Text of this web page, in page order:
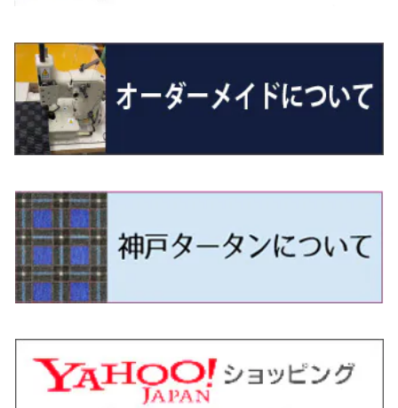
H26/1～R4/1 80系
R4/1～ 90系
エスクァイア
H26/10～R3/12 80系
エスティマ
H18/1～H24/5（前期）
H24/5～R1/10（後期）
エスティマ・ハイブリッド
H18/6～H24/5（前期）
H24/5～R1/10（後期）
オーリス
H24/8～H30/3 180系
カムリ
H24/5～ 160系
カローラ・クロス
H29/12～R4/7 20系7人乗
R4/11～ 10系
H30/11～
H13/1～R4/8 F50・Y51
シルビア
H3/1～H11/1 S13・S14
H11/1～H14/11 S15
シルフィ
H24/12～R3/10 TB17
ジューク
H22/6～R2/6 F15
スカイライン
H13/6～H18/11 V35
H26/2～ V37
スカイライン・クロスオーバー
H11/6～H16/10 Y34
セレナ
H21/9～R2/4 S300系
トレジア
H22/11～H28/3 120系
フォレスター
H14/2～ SG/SH/SJ/SK系
プレオ
H22/4～H30/3 L275/285
プレオプラス
H24/12～H29/5 LA300/310
レヴォーグ
H15/6～R2/8 BN/BM/BL系
レガシィアウトバック
H24/11～H27/1 HB35S
スクラム
H17/9～ DG64/DG17
スクラムトラック
H25/9～ DG16T
デミオ
H19/7～R1/7 DE/DJ系
ビアンテ
H20/7～30/3 CC系
ファミリア バン
H30/6～ 160系
H24/10～ MJ系
フレアクロスオーバー
H16/12～ S300/S700系
ハイゼット・トラック
H11/1～ S200/S500系
ブーン
H28/4～R5/12 M700系
ミラ
H18/12～ L275/285
ミラ・イース
H23/9～ LA300系
ミラ・ココア
H30/6～ LA550/560S
ムーヴ
H3/6～ JA/JB系
ジムニーノマド
R7/4～ JC74W
ジムニーワイド/ジムニーシエラ
H10/1～H14/1 JB33/43W
H14/1～ JB43/74W
スイフト/スイフトスポーツ
H22/9～ スイフト
H23/12～
スペーシア/スペーシアカスタム/スペーシアギア
H25/3～R5/11
R5/11～ MK54S・MK94S
スペーシアベース
H23/1～H27/8 MA15S
ハスラー
H30/3～ GK/GL系
タウンボックス
H26/2～ DS17/64W
ディグニティ
H24/7～H29/1 BHGY51
デリカＤ：２
H23/3～ MB系
デリカＤ：３
H23/10～H31/4 BM20 7人乗
デリカＤ：５
R5/5～ B30系/BA系
パジェロ
H30/7～ JJ1・JJ2
N-VAN e:
R6/10~ JJ3
N‐WGN/N‐WGNカスタム
H25/11～ JH1・JH2・JH3・JH4
S660
H27/4～R3/12 JW5
WR-V
R6/3～ DG5
ZR-V
H11/6～H30/7 バン HH5・HH6
アコード・アコードハイブリッド
H15/9～H30/4 7L/7P系
パサート
H23/5～H27/7 3CCAX
H27/7～ 3CC/3CD系
ザ・ビートル
H24/4～R3/4 16C系
ポロ
H21/10～H30/3 6RC系
H30/3～ AW系
H28/7～
ＧＬＡクラス
H26/5～R2/6
ＧＬＥクラス
R1/6～
Ｓクラス
H25/10～R3/10
Ｖクラス
H27/4～